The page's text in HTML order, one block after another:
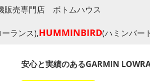
販売専門店 ボトムハウス
ランス),HUMMINBIRD(ハミンバー
安心と実績のあるGARMIN